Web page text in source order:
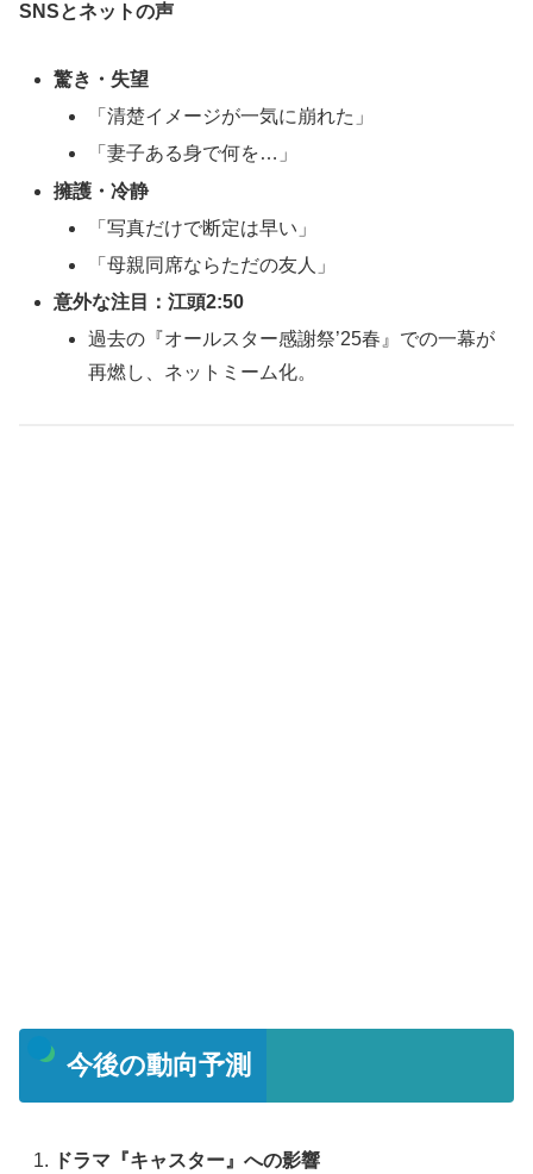
SNSとネットの声
驚き・失望
「清楚イメージが一気に崩れた」
「妻子ある身で何を…」
擁護・冷静
「写真だけで断定は早い」
「母親同席ならただの友人」
意外な注目：江頭2:50
過去の『オールスター感謝祭’25春』での一幕が
再燃し、ネットミーム化。
今後の動向予測
ドラマ『キャスター』への影響